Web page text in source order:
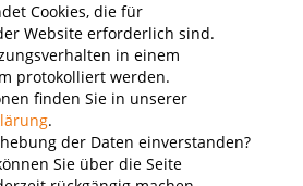
Cookies, die für
Website erforderlich sind.
in einem
protokolliert werden.
finden Sie in unserer
.
der Daten einverstanden?
Sie über die Seite
Vermessung